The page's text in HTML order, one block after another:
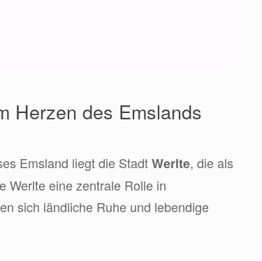
Herzen des Emslands
Emsland liegt die StadtWerlte, die als
Werlte eine zentrale Rolle in
sich ländliche Ruhe und lebendige